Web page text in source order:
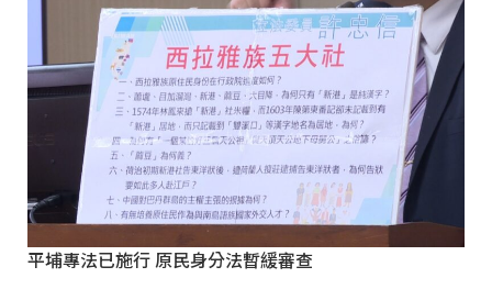
平埔專法已施行 原民身分法暫緩審查